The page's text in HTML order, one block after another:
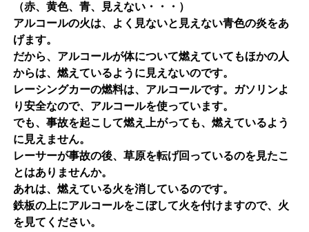
（赤、黄色、青、見えない・・・）
アルコールの火は、よく見ないと見えない青色の炎をあ
げます。
だから、アルコールが体について燃えていてもほかの人
からは、燃えているように見えないのです。
レーシングカーの燃料は、アルコールです。ガソリンよ
り安全なので、アルコールを使っています。
でも、事故を起こして燃え上がっても、燃えているよう
に見えません。
レーサーが事故の後、草原を転げ回っているのを見たこ
とはありませんか。
あれは、燃えている火を消しているのです。
鉄板の上にアルコールをこぼして火を付けますので、火
を見てください。